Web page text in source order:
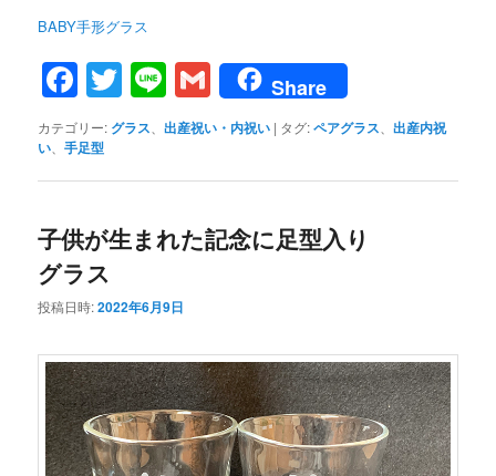
BABY手形グラス
Facebook
Twitter
LineGmail
Share
カテゴリー: グラス 、出産祝い・内祝い | タグ:ペアグラス 、出産内祝
い 、手足型
子供が生まれた記念に足型入り
グラス
投稿日時:2022年6月9日